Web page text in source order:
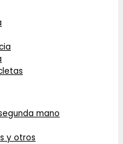
mano
y otros